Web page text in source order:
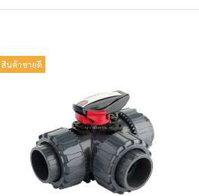
สินค้าขายดี